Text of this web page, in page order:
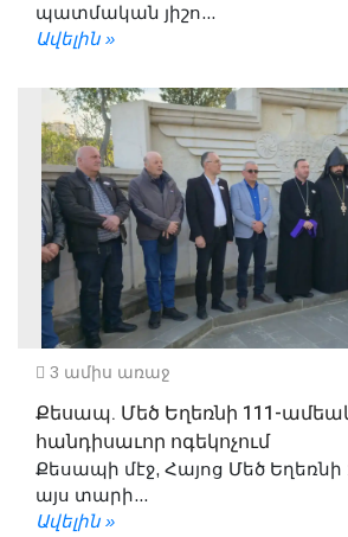
պատմական յիշո...
Ավելին »
3 ամիս առաջ
Քեսապ. Մեծ Եղեռնի 111-
հանդիսաւոր ոգեկոչում
Քեսապի մէջ, Հայոց Մեծ Եղեռնի
այս տարի...
Ավելին »